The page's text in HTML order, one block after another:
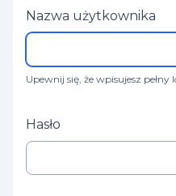
Nazwa użytkownika
Upewnij się, że wpisujesz
Hasło